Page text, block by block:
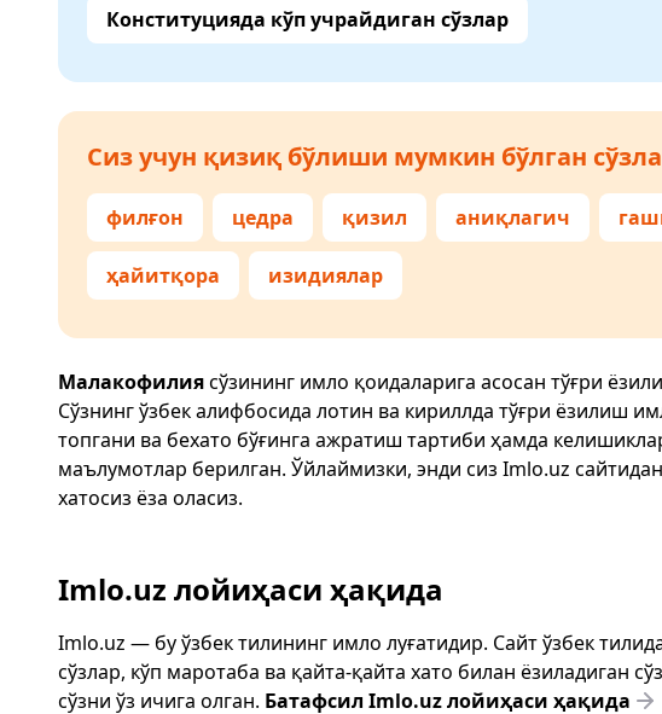
Конституцияда кўп учрайдиган сўзлар
Сиз учун қизиқ бўлиши мумкин бўлган
филғон цедра қизил аниқлагич
ҳайитқора изидиялар
Малакофилиясўзининг имло қоидаларига асосан тўғри
Сўзнинг ўзбек алифбосида лотин ва кириллда тўғри ёзилиш
топгани ва бехато бўғинга ажратиш тартиби ҳамда
маълумотлар берилган. Ўйлаймизки, энди сиз Imlo.uz
хатосиз ёза оласиз.
Imlo.uz лойиҳаси ҳақида
Imlo.uz — бу ўзбек тилининг имло луғатидир. Сайт ўзбек
сўзлар, кўп маротаба ва қайта-қайта хато билан ёзиладиган
сўзни ўз ичига олган. Батафсил Imlo.uz лойиҳаси ҳақида